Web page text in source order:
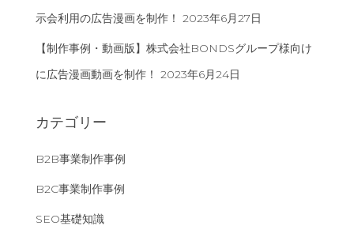
示会利用の広告漫画を制作！ 2023年6月27日
【制作事例・動画版】株式会社BONDSグループ様向け
に広告漫画動画を制作！ 2023年6月24日
カテゴリー
B2B事業制作事例
B2C事業制作事例
SEO基礎知識